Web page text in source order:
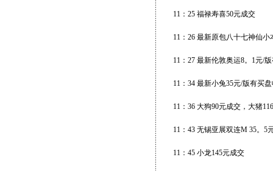
11：25 福禄寿喜50元成交
11：26 最新原包八十七神仙小
11：27 最新伦敦奥运8。1元/
11：34 最新小兔35元/版有买
11：36 大狗90元成交，大猪
11：43 无锡亚展双连M 35。5
11：45 小龙145元成交